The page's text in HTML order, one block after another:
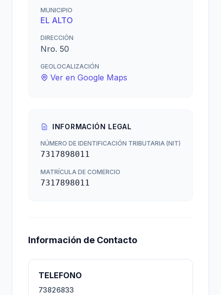
MUNICIPIO
EL ALTO
DIRECCIÓN
Nro. 50
GEOLOCALIZACIÓN
Ver en Google Maps
INFORMACIÓN LEGAL
NÚMERO DE IDENTIFICACIÓN TRIBUTARIA (NIT)
7317898011
MATRÍCULA DE COMERCIO
7317898011
Información de Contacto
TELEFONO
73826833